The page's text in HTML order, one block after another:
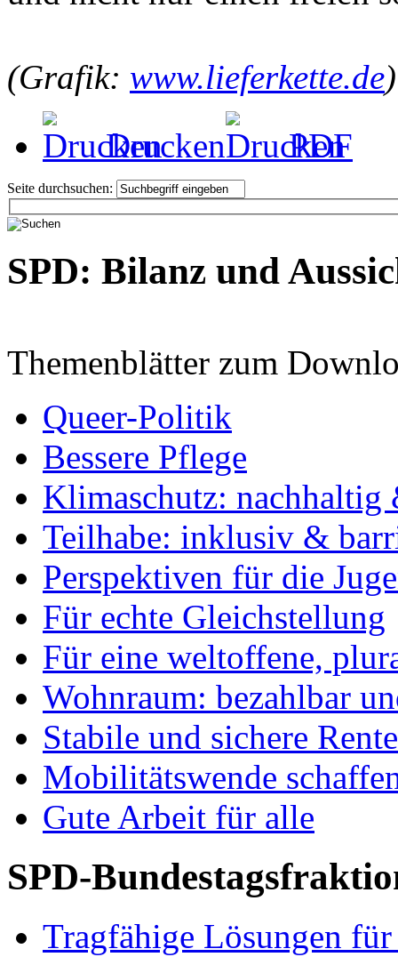
(Grafik: www.lieferkette.de)
Drucken
PDF
Seite durchsuchen:
SPD: Bilanz und
Themenblätter zum
Queer-Politik
Bessere Pflege
Klimaschutz: nachhaltig
Teilhabe: inklusiv &
Perspektiven für die
Für echte Gleichstellung
Für eine weltoffene,
Wohnraum: bezahlbar
Stabile und sichere
Mobilitätswende
Gute Arbeit für alle
SPD-
Tragfähige Lösungen